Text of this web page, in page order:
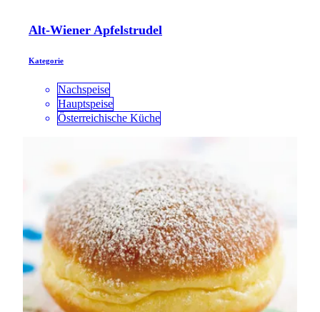
Alt-Wiener Apfelstrudel
Kategorie
Nachspeise
Hauptspeise
Österreichische Küche